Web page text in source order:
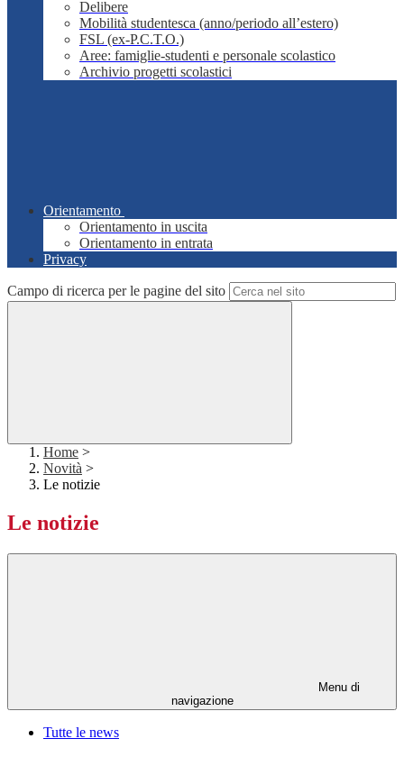
Delibere
Mobilità studentesca (anno/periodo all’estero)
FSL (ex-P.C.T.O.)
Aree: famiglie-studenti e personale scolastico
Archivio progetti scolastici
Orientamento
Orientamento in uscita
Orientamento in entrata
Privacy
Campo di ricerca per le pagine del sito
Home >
Novità >
Le notizie
Le notizie
Menu di
navigazione
Tutte le news